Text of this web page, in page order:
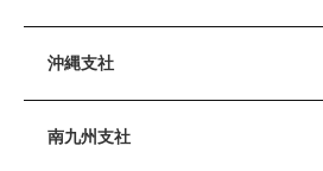
沖縄支社
南九州支社